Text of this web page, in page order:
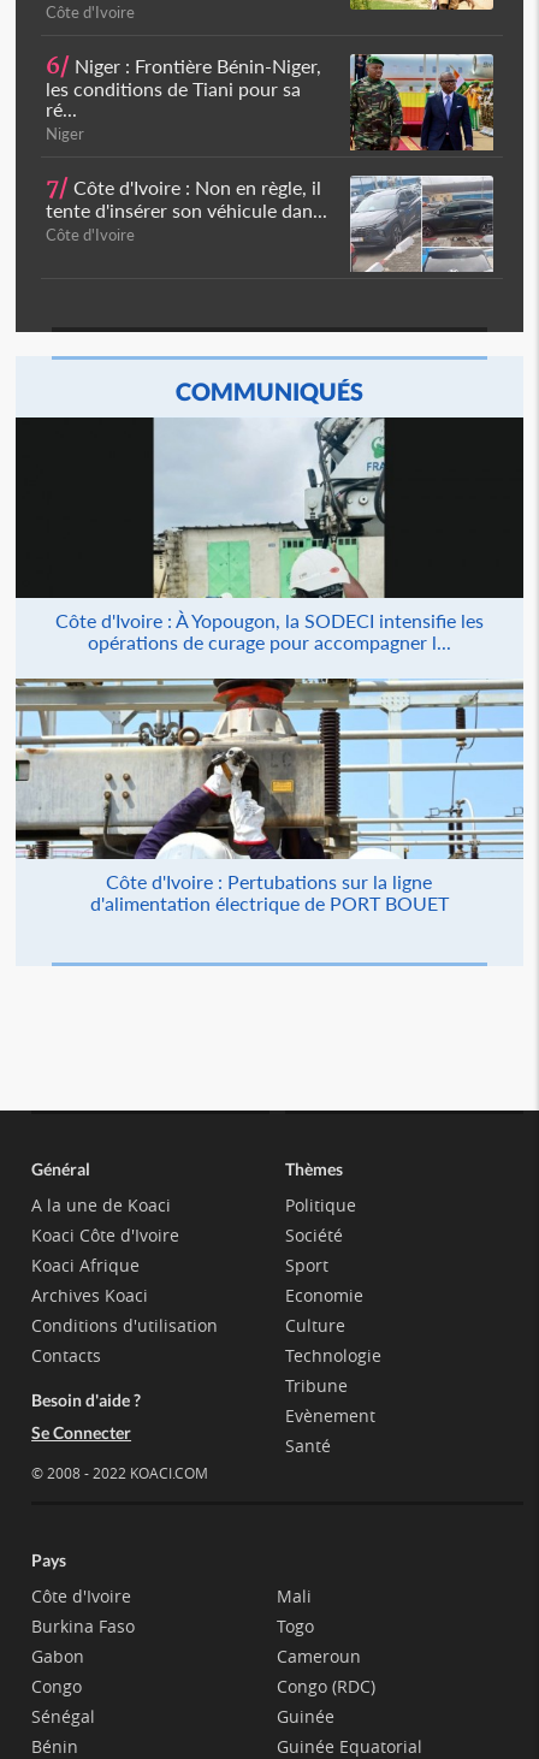
Côte d'Ivoire
6/ Niger : Frontière Bénin-Niger,
les conditions de Tiani pour sa
ré...
Niger
7/ Côte d'Ivoire : Non en règle, il
tente d'insérer son véhicule dan...
Côte d'Ivoire
COMMUNIQUÉS
Côte d'Ivoire : À Yopougon, la SODECI intensifie les
opérations de curage pour accompagner l...
Côte d'Ivoire : Pertubations sur la ligne
d'alimentation électrique de PORT BOUET
Général
A la une de Koaci
Koaci Côte d'Ivoire
Koaci Afrique
Archives Koaci
Conditions d'utilisation
Contacts
Besoin d'aide ?
Se Connecter
© 2008 - 2022 KOACI.COM
Thèmes
Politique
Société
Sport
Economie
Culture
Technologie
Tribune
Evènement
Santé
Pays
Côte d'Ivoire
Burkina Faso
Gabon
Congo
Sénégal
Bénin
Mali
Togo
Cameroun
Congo (RDC)
Guinée
Guinée Equatorial